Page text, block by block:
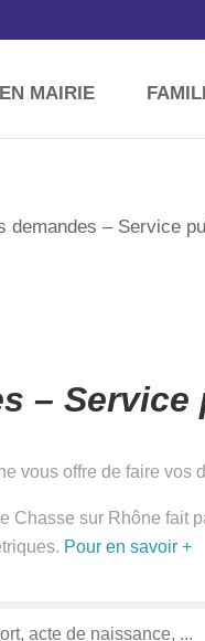
EN MAIRIE
demandes – Service
–
vous offre de faire
Chasse sur Rhône fait
Pour en savoir +